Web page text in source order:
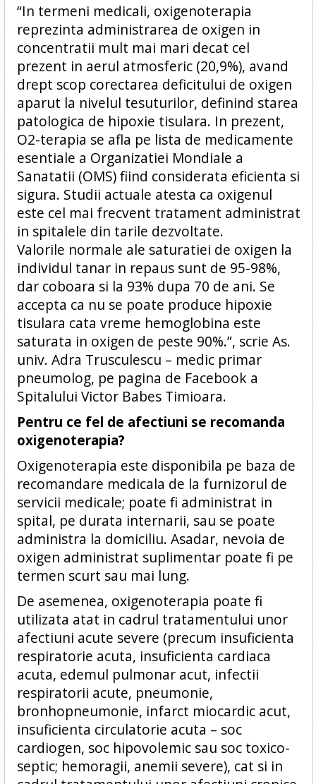
“In termeni medicali, oxigenoterapia
reprezinta administrarea de oxigen in
concentratii mult mai mari decat cel
prezent in aerul atmosferic (20,9%), avand
drept scop corectarea deficitului de oxigen
aparut la nivelul tesuturilor, definind starea
patologica de hipoxie tisulara. In prezent,
O2-terapia se afla pe lista de medicamente
esentiale a Organizatiei Mondiale a
Sanatatii (OMS) fiind considerata eficienta si
sigura. Studii actuale atesta ca oxigenul
este cel mai frecvent tratament administrat
in spitalele din tarile dezvoltate.
Valorile normale ale saturatiei de oxigen la
individul tanar in repaus sunt de 95-98%,
dar coboara si la 93% dupa 70 de ani. Se
accepta ca nu se poate produce hipoxie
tisulara cata vreme hemoglobina este
saturata in oxigen de peste 90%.”, scrie As.
univ. Adra Trusculescu – medic primar
pneumolog, pe pagina de Facebook a
Spitalului Victor Babes Timioara.
Pentru ce fel de afectiuni se recomanda
oxigenoterapia?
Oxigenoterapia este disponibila pe baza de
recomandare medicala de la furnizorul de
servicii medicale; poate fi administrat in
spital, pe durata internarii, sau se poate
administra la domiciliu. Asadar, nevoia de
oxigen administrat suplimentar poate fi pe
termen scurt sau mai lung.
De asemenea, oxigenoterapia poate fi
utilizata atat in cadrul tratamentului unor
afectiuni acute severe (precum insuficienta
respiratorie acuta, insuficienta cardiaca
acuta, edemul pulmonar acut, infectii
respiratorii acute, pneumonie,
bronhopneumonie, infarct miocardic acut,
insuficienta circulatorie acuta – soc
cardiogen, soc hipovolemic sau soc toxico-
septic; hemoragii, anemii severe), cat si in